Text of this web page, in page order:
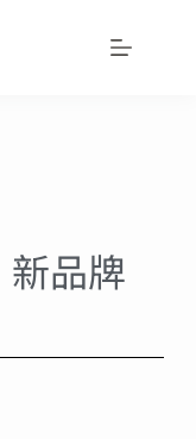
品牌